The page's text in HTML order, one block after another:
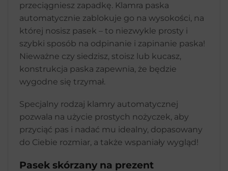
przeciągniesz zapadkę. Klamra paska
automatycznie zablokuje go na wysokości, na
której nosisz pasek – to niezwykle prosty i
szybki sposób na odpinanie i zapinanie paska!
Nieważne czy siedzisz, stoisz lub kucasz,
konstrukcja paska zapewnia, że będzie
wygodne się trzymał.
Specjalny rodzaj klamry automatycznej
pozwala na użycie prostych nożyczek, aby
przyciąć pas i nadać mu idealny, dopasowany
do Ciebie rozmiar, a także wspaniały wygląd!
Pasek skórzany na prezent